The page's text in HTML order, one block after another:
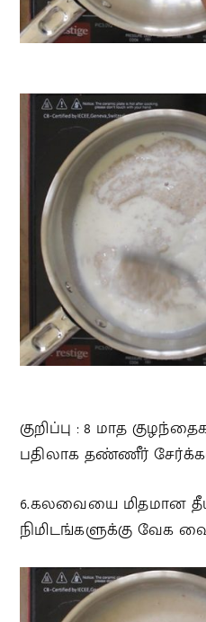
குறிப்பு : 8 மாத
பதிலாக தண்ணீர்
6.கலவையை மிதமான
நிமிடங்களுக்கு வேக